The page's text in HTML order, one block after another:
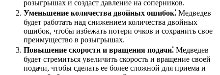
розыгрышах и создаст давление на соперников.
Уменьшение количества двойных ошибок⁚ Медведев
будет работать над снижением количества двойных
ошибок, чтобы избежать потери очков и сохранить свое
преимущество в розыгрышах.
Повышение скорости и вращения подачи⁚ Медведев
будет стремиться увеличить скорость и вращение своей
подачи, чтобы сделать ее более сложной для приема и